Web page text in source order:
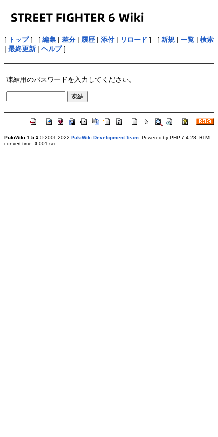
[ トップ] [ 編集| 差分| 履歴| 添付| リロード ] [ 新規| 一覧| 検索
| 最終更新| ヘルプ]
凍結用のパスワードを入力してください。
PukiWiki 1.5.4© 2001-2022 PukiWiki Development Team. Powered by PHP 7.4.28. HTML
convert time: 0.001 sec.